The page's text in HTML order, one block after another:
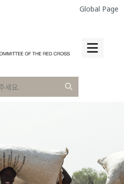
Global Page